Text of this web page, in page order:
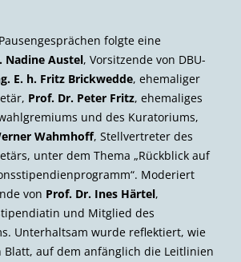
folgte eine
Nadine Austel, Vorsitzende von DBU-
E. h. Fritz Brickwedde, ehemaliger
Prof. Dr. Peter Fritz, ehemaliges
und des Kuratoriums,
Wahmhoff, Stellvertreter des
unter dem Thema „Rückblick auf
Moderiert
von Prof. Dr. Ines Härtel,
und Mitglied des
Unterhaltsam wurde reflektiert, wie
Blatt, auf dem anfänglich die Leitlinien